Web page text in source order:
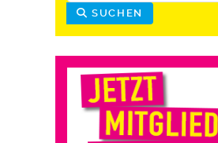
SUCHEN